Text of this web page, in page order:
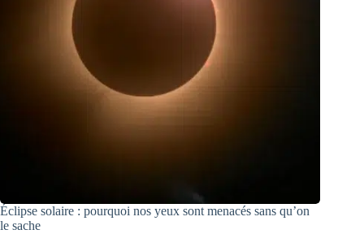
Éclipse solaire : pourquoi nos yeux sont menacés sans qu’on
le sache